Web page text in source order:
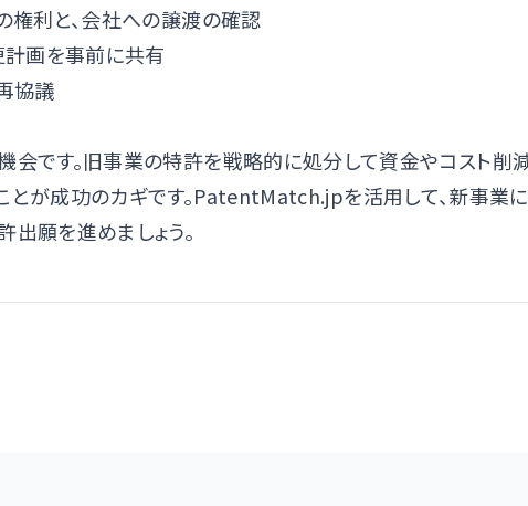
利と、会社への譲渡の確認
画を事前に共有
協議
です。旧事業の特許を戦略的に処分して資金やコスト削
とが成功のカギです。PatentMatch.jpを活用して、新事業
願を進めましょう。